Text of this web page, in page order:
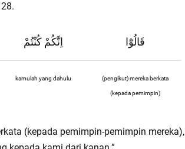
اِنَّكُمْ كُنْتُمْ قَالُوْٓا
kamulah yang dahulu (pengikut) mereka berkata
(kepada pemimpin)
(kepada pemimpin-pemimpin mereka),